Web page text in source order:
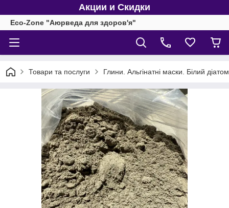
Акции и Скидки
Eco-Zone "Аюрведа для здоров'я"
Товари та послуги Глини. Альгінатні маски. Білий